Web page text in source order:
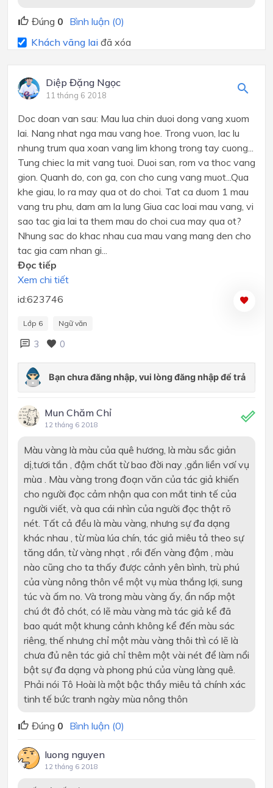
Đúng 0 Bình luận (0)
Khách vãng lai đã xóa
Diệp Đặng Ngọc
11 tháng 6 2018
Doc doan van sau: Mau lua chin duoi dong vang xuom
lai. Nang nhat nga mau vang hoe. Trong vuon, lac lu
nhung trum qua xoan vang lim khong trong tay cuong...
Tung chiec la mit vang tuoi. Duoi san, rom va thoc vang
gion. Quanh do, con ga, con cho cung vang muot...Qua
khe giau, lo ra may qua ot do choi. Tat ca duom 1 mau
vang tru phu, dam am la lung Giua cac loai mau vang, vi
sao tac gia lai ta them mau do choi cua may qua ot?
Nhung sac do khac nhau cua mau vang mang den cho
tac gia cam nhan gi...
Đọc tiếp
Xem chi tiết
id:623746
Lớp 6 Ngữ văn
3 0
Mun Chăm Chỉ
12 tháng 6 2018
Màu vàng là màu của quê hương, là màu sắc giản
dị,tươi tắn , đậm chất từ bao đời nay ,gắn liền vơí vụ
mùa . Màu vàng trong đoạn văn của tác giả khiến
cho người đọc cảm nhận qua con mắt tinh tế của
người viết, và qua cái nhìn của người đọc thật rõ
nét. Tất cả đều là màu vàng, nhưng sự đa dạng
khác nhau , từ mùa lúa chín, tác giả miêu tả theo sự
tăng dần, từ vàng nhạt , rồi đến vàng đậm , màu
nào cũng cho ta thấy được cảnh yên bình, trù phú
của vùng nông thôn về một vụ mùa thắng lợi, sung
túc và ấm no. Và trong màu vàng ấy, ẩn nấp một
chú ớt đỏ chót, có lẽ màu vàng mà tác giả kể đã
bao quát một khung cảnh không kể đến màu sác
riêng, thế nhưng chỉ một màu vàng thôi thì có lẽ là
chưa đủ nên tác giả chỉ thêm một vài nét để làm nổi
bật sự đa dạng và phong phú của vùng làng quê.
Phải nói Tô Hoài là một bậc thầy miêu tả chính xác
tinh tế bức tranh ngày mùa nông thôn
Đúng 0 Bình luận (0)
luong nguyen
12 tháng 6 2018